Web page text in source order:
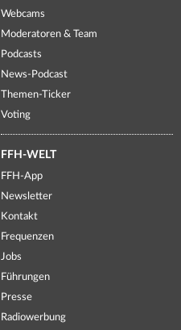
Webcams
Moderatoren & Team
Podcasts
News-Podcast
Themen-Ticker
Voting
FFH-WELT
FFH-App
Newsletter
Kontakt
Frequenzen
Jobs
Führungen
Presse
Radiowerbung